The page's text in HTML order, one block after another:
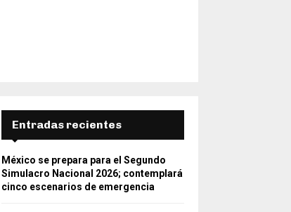
Entradas recientes
México se prepara para el Segundo
Simulacro Nacional 2026; contemplará
cinco escenarios de emergencia